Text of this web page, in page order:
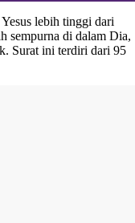
lebih tinggi dari
sempurna di dalam Dia,
Surat ini terdiri dari 95